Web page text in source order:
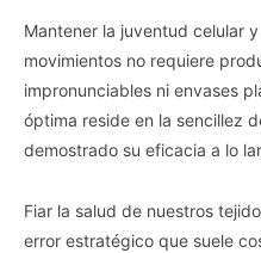
Mantener la juventud celular
movimientos no requiere
impronunciables ni envases
óptima reside en la sencillez
demostrado su eficacia a lo
Fiar la salud de nuestros
error estratégico que suele